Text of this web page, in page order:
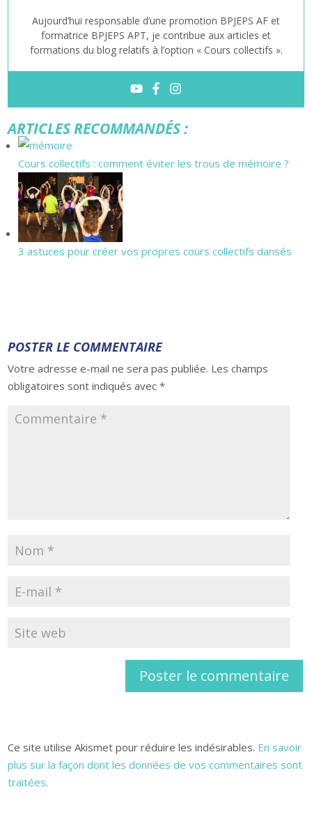
Aujourd’hui responsable d’une promotion BPJEPS AF et
formatrice BPJEPS APT, je contribue aux articles et
formations du blog relatifs à l’option « Cours collectifs ».
ARTICLES RECOMMANDÉS :
Cours collectifs : comment éviter les trous de mémoire ?
3 astuces pour créer vos propres cours collectifs dansés
POSTER LE COMMENTAIRE
Votre adresse e-mail ne sera pas publiée. Les champs
obligatoires sont indiqués avec*
Ce site utilise Akismet pour réduire les indésirables. En savoir
plus sur la façon dont les données de vos commentaires sont
traitées.